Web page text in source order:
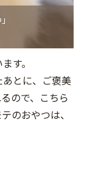
す。
とに、ご褒美
ので、こちら
のおやつは、